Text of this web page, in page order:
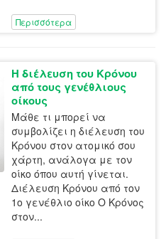
Περισσότερα
Η διέλευση του Κρόνου
από τους γενέθλιους
οίκους
Μάθε τι μπορεί να
συμβολίζει η διέλευση του
Κρόνου στον ατομικό σου
χάρτη, ανάλογα με τον
οίκο όπου αυτή γίνεται.
Διέλευση Κρόνου από τον
1ο γενέθλιο οίκο Ο Κρόνος
στον...